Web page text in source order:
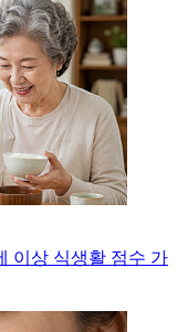
이상 식생활 점수 가